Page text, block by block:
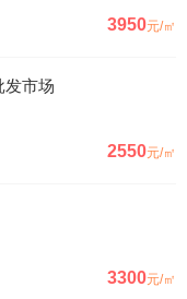
3950元/㎡
发市场
2550元/㎡
3300元/㎡